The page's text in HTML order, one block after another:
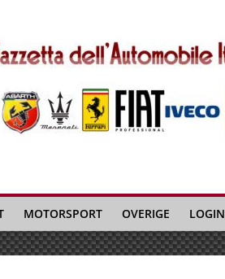
MOTORSPORT OVERIGE LOGIN